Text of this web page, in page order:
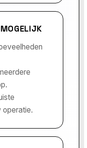
operatie.